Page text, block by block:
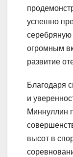
успешно
серебряную
огромным
развитие
Благодаря
и
Миннуллин
высот в